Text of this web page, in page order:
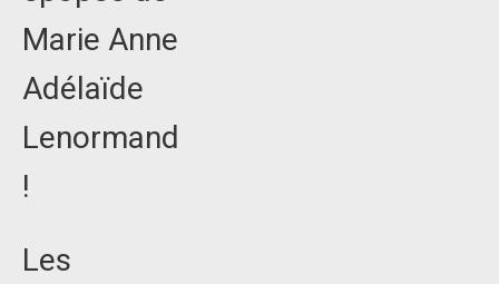
Marie Anne
Adélaïde
Lenormand
!
Les